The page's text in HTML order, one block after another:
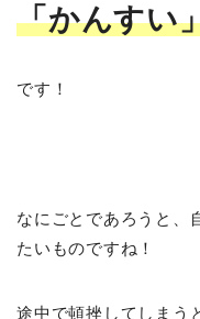
「かんすい
です！
なにごとであろうと、
たいものですね！
途中で頓挫してしまう